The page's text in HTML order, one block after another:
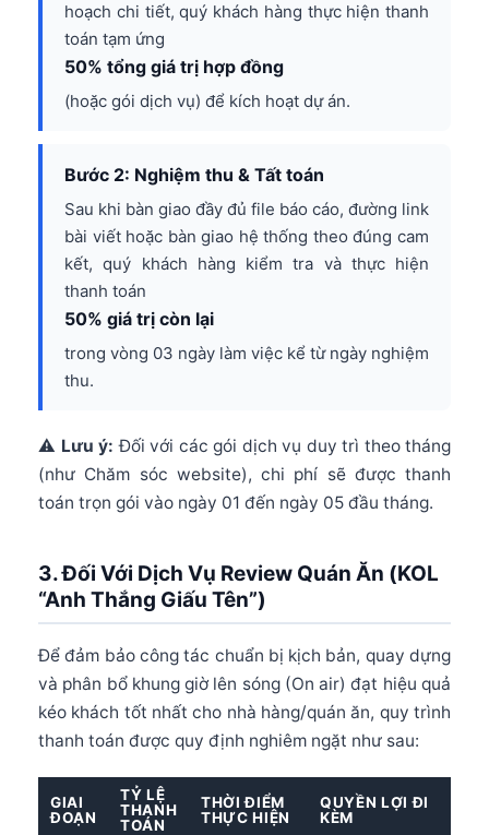
hoạch chi tiết, quý khách hàng thực hiện thanh
toán tạm ứng
50% tổng giá trị hợp đồng
(hoặc gói dịch vụ) để kích hoạt dự án.
Bước 2: Nghiệm thu & Tất toán
Sau khi bàn giao đầy đủ file báo cáo, đường link
bài viết hoặc bàn giao hệ thống theo đúng cam
kết, quý khách hàng kiểm tra và thực hiện
thanh toán
50% giá trị còn lại
trong vòng 03 ngày làm việc kể từ ngày nghiệm
thu.
⚠️ Lưu ý: Đối với các gói dịch vụ duy trì theo tháng
(như Chăm sóc website), chi phí sẽ được thanh
toán trọn gói vào ngày 01 đến ngày 05 đầu tháng.
3. Đối Với Dịch Vụ Review Quán Ăn (KOL
“Anh Thắng Giấu Tên”)
Để đảm bảo công tác chuẩn bị kịch bản, quay dựng
và phân bổ khung giờ lên sóng (On air) đạt hiệu quả
kéo khách tốt nhất cho nhà hàng/quán ăn, quy trình
thanh toán được quy định nghiêm ngặt như sau:
GIAI
ĐOẠN
TỶ LỆ
THANH
TOÁN
THỜI ĐIỂM
THỰC HIỆN
QUYỀN LỢI ĐI
KÈM